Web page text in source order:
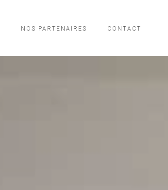
NOS PARTENAIRES CONTACT